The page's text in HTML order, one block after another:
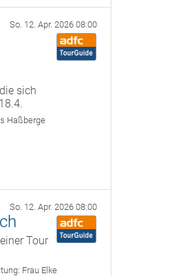
So. 12. Apr. 2026 08:00
sich
Haßberge
So. 12. Apr. 2026 08:00
Tour
Frau Elke